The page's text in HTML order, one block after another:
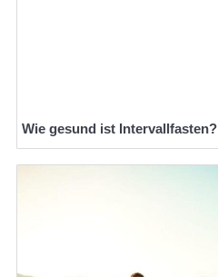
Wie gesund ist Intervallfasten?